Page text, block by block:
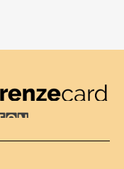
Card